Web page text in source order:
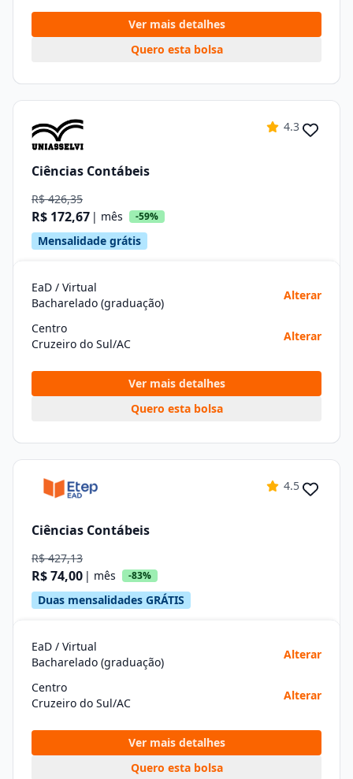
Ver mais detalhes
Quero esta bolsa
4.3
Ciências Contábeis
R$ 426,35
R$ 172,67 | mês -59%
Mensalidade grátis
EaD / Virtual
Bacharelado (graduação)
Alterar
Centro
Cruzeiro do Sul/AC
Alterar
Ver mais detalhes
Quero esta bolsa
4.5
Ciências Contábeis
R$ 427,13
R$ 74,00 | mês -83%
Duas mensalidades GRÁTIS
EaD / Virtual
Bacharelado (graduação)
Alterar
Centro
Cruzeiro do Sul/AC
Alterar
Ver mais detalhes
Quero esta bolsa